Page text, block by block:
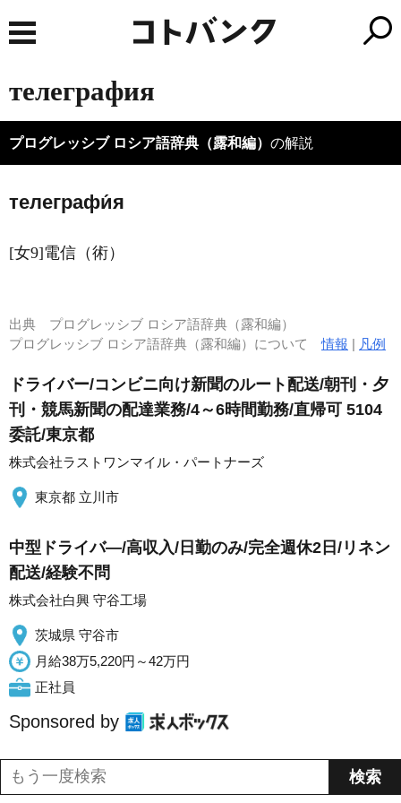
телеграфия
プログレッシブ ロシア語辞典（露和編） の解説
телеграфи́я
[女9]電信（術）
出典 プログレッシブ ロシア語辞典（露和編）
プログレッシブ ロシア語辞典（露和編）について情報 | 凡例
ドライバー/コンビニ向け新聞のルート配送/朝刊・夕
刊・競馬新聞の配達業務/4～6時間勤務/直帰可 5104
委託/東京都
株式会社ラストワンマイル・パートナーズ
東京都 立川市
中型ドライバ―/高収入/日勤のみ/完全週休2日/リネン
配送/経験不問
株式会社白興 守谷工場
茨城県 守谷市
月給38万5,220円～42万円
正社員
Sponsored by